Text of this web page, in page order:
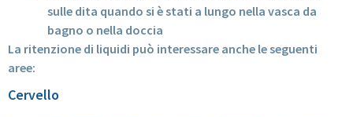
sulle dita quando si è stati a lungo nella vasca da
bagno o nella doccia
La ritenzione di liquidi può interessare anche le seguenti
aree:
Cervello